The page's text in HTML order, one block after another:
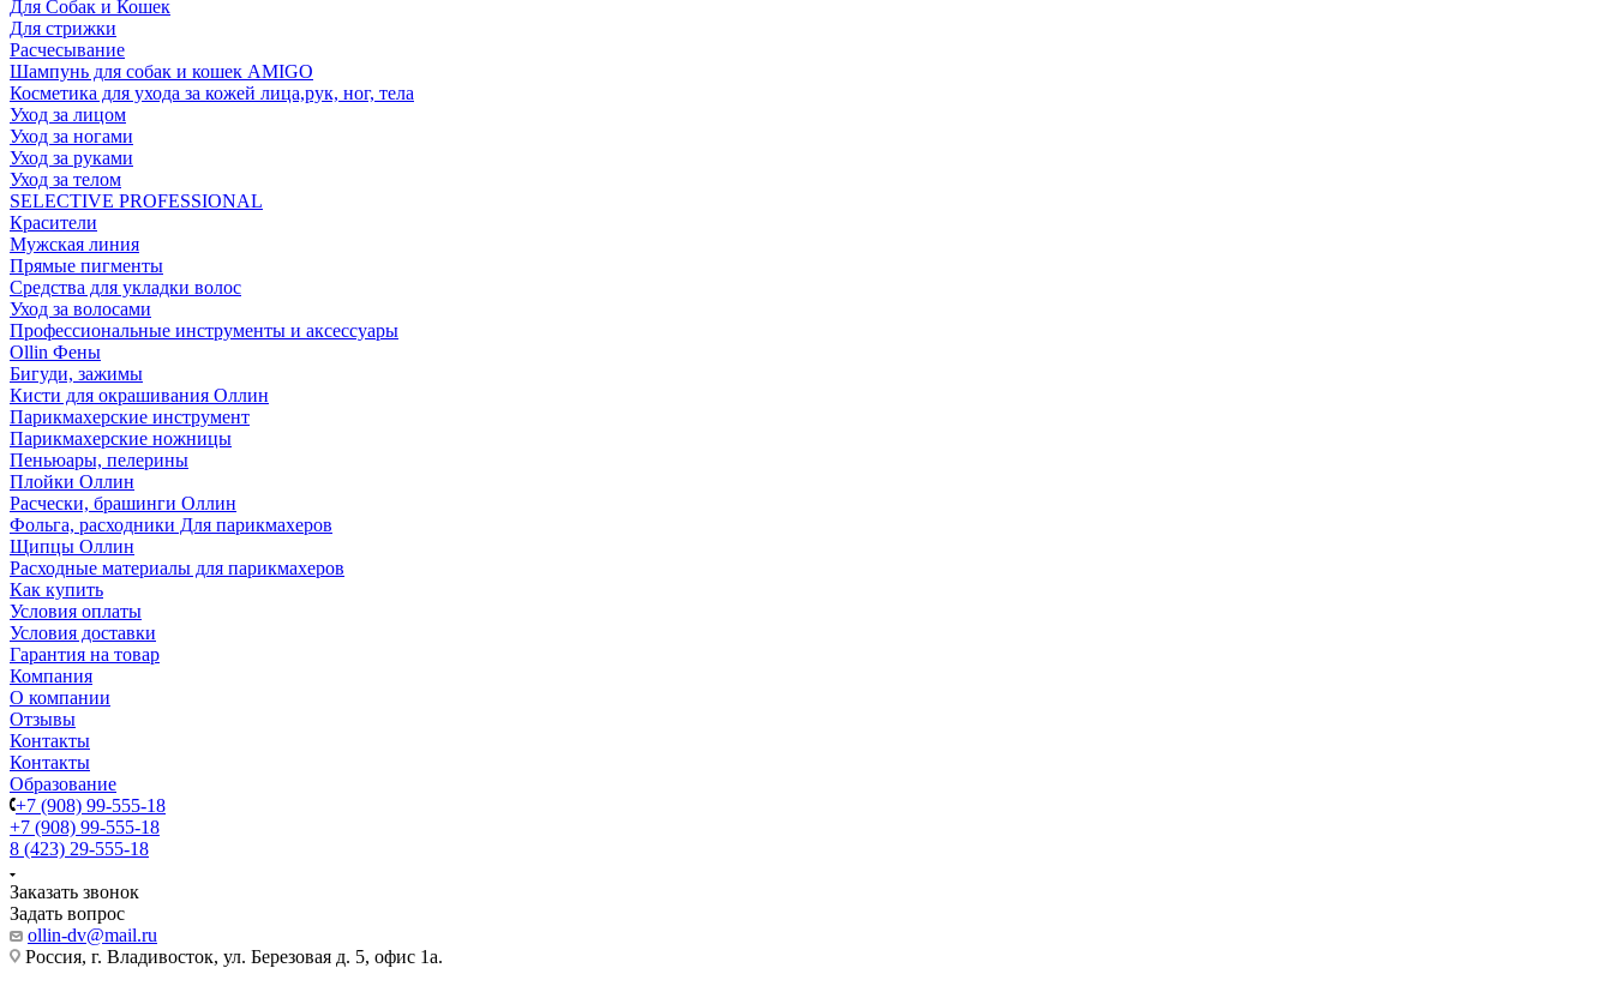
Для Собак и Кошек
Для стрижки
Расчесывание
Шампунь для собак и кошек AMIGO
Косметика для ухода за кожей лица,рук, ног, тела
Уход за лицом
Уход за ногами
Уход за руками
Уход за телом
SELECTIVE PROFESSIONAL
Красители
Мужская линия
Прямые пигменты
Средства для укладки волос
Уход за волосами
Профессиональные инструменты и аксессуары
Ollin Фены
Бигуди, зажимы
Кисти для окрашивания Оллин
Парикмахерские инструмент
Парикмахерские ножницы
Пеньюары, пелерины
Плойки Оллин
Расчески, брашинги Оллин
Фольга, расходники Для парикмахеров
Щипцы Оллин
Расходные материалы для парикмахеров
Как купить
Условия оплаты
Условия доставки
Гарантия на товар
Компания
О компании
Отзывы
Контакты
Контакты
Образование
+7 (908) 99-555-18
+7 (908) 99-555-18
8 (423) 29-555-18
Заказать звонок
Задать вопрос
ollin-dv@mail.ru
Россия, г. Владивосток, ул. Березовая д. 5, офис 1а.